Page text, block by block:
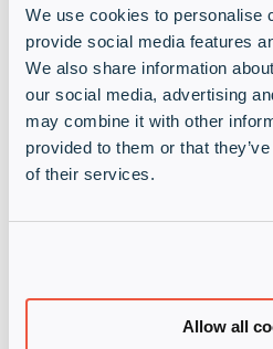
We use cookies to personalise
provide social media features
We also share information
our social media, advertising
may combine it with other
provided to them or that
of their services.
Allow all